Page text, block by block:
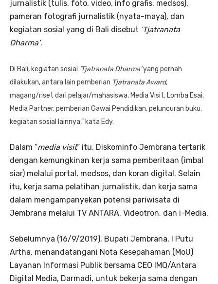
jurnalistik (tulis, foto, video, info grafis, medsos),
pameran fotografi jurnalistik (nyata-maya), dan
kegiatan sosial yang di Bali disebut ‘Tjatranata
Dharma’.
Di Bali, kegiatan sosial ‘Tjatranata Dharma’yang pernah
dilakukan, antara lain pemberian Tjatranata Award,
magang/riset dari pelajar/mahasiswa, Media Visit, Lomba Esai,
Media Partner, pemberian Gawai Pendidikan, peluncuran buku,
kegiatan sosial lainnya,” kata Edy.
Dalam “media visit” itu, Diskominfo Jembrana tertarik
dengan kemungkinan kerja sama pemberitaan (imbal
siar) melalui portal, medsos, dan koran digital. Selain
itu, kerja sama pelatihan jurnalistik, dan kerja sama
dalam mengampanyekan potensi pariwisata di
Jembrana melalui TV ANTARA, Videotron, dan i-Media.
Sebelumnya (16/9/2019), Bupati Jembrana, I Putu
Artha, menandatangani Nota Kesepahaman (MoU)
Layanan Informasi Publik bersama CEO IMQ/Antara
Digital Media, Darmadi, untuk bekerja sama dengan